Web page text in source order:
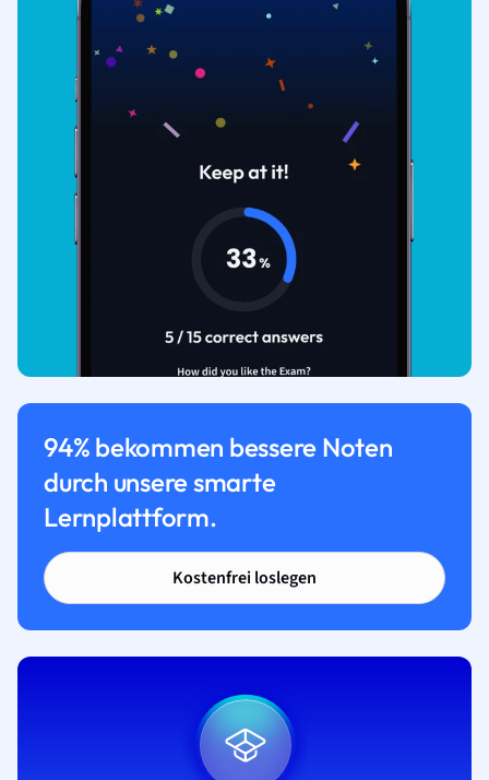
94% bekommen bessere Noten
durch unsere smarte
Lernplattform.
Kostenfrei loslegen